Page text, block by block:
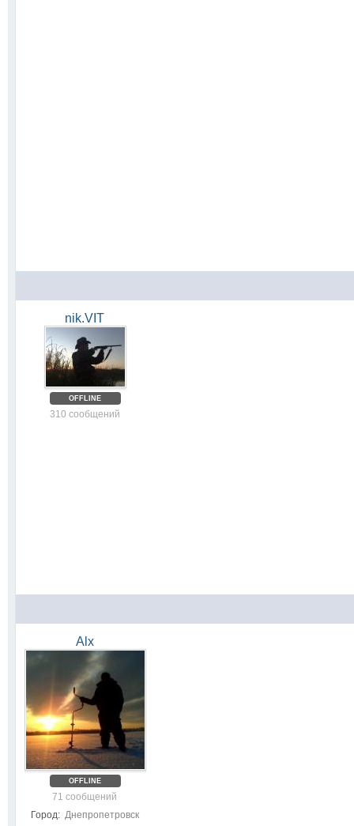
nik.VIT
OFFLINE
310 сообщений
Alx
OFFLINE
71 сообщений
Город: Днепропетровск